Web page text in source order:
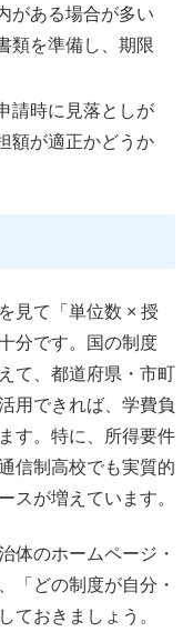
がある場合が多い
類を準備し、期限
請時に見落としが
額が適正かどうか
見て「単位数 × 授
分です。国の制度
て、都道府県・市町
用できれば、学費負
す。特に、所得要件
信制高校でも実質的
スが増えています。
体のホームページ・
「どの制度が自分・
ておきましょう。